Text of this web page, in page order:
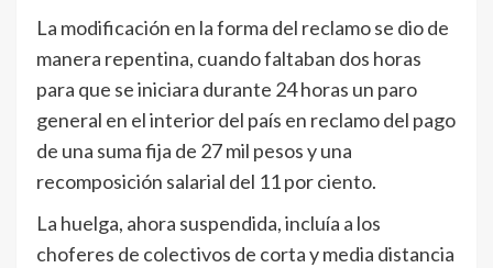
La modificación en la forma del reclamo se dio de
manera repentina, cuando faltaban dos horas
para que se iniciara durante 24 horas un paro
general en el interior del país en reclamo del pago
de una suma fija de 27 mil pesos y una
recomposición salarial del 11 por ciento.
La huelga, ahora suspendida, incluía a los
choferes de colectivos de corta y media distancia